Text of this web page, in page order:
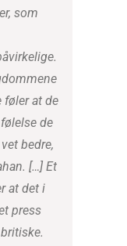
som
føler at de
de
bedre,
[…] Et
at det i
press